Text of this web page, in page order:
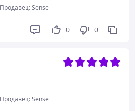
Продавец: Sense
0 0
Продавец: Sense